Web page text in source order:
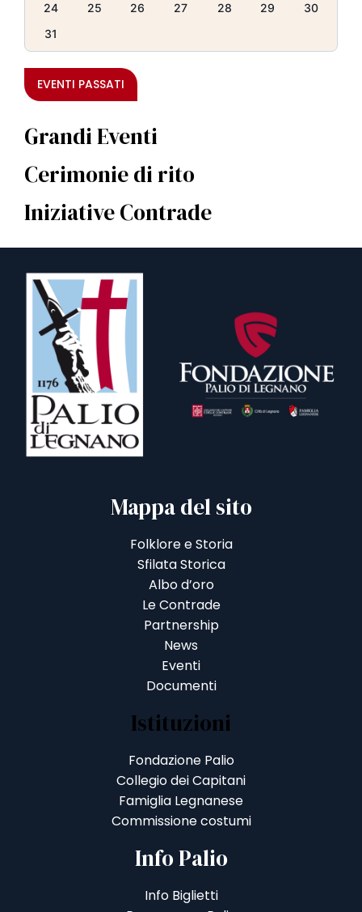
24
25 26 27 28 29
30
31
EVENTI PASSATI
Grandi Eventi
Cerimonie di rito
Iniziative Contrade
Mappa del sito
Folklore e Storia
Sfilata Storica
Albo d’oro
Le Contrade
Partnership
News
Eventi
Documenti
Istituzioni
Fondazione Palio
Collegio dei Capitani
Famiglia Legnanese
Commissione costumi
Info Palio
Info Biglietti